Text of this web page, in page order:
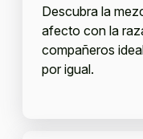
Descubra la
afecto con la
compañeros
por igual.